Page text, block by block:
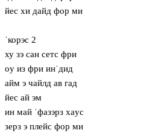
йес хи дайд фор ми
ˈкорэс 2
ху зэ сан сетс фри
oу из фри инˈдид
айм э чайлд ав гад
йес ай эм
ин май ˈфазэрз хaус
зерз э плейс фор ми